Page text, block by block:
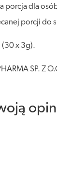
porcja dla
porcji do
(30 x 3g).
SP. Z